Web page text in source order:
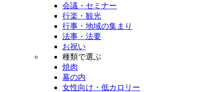
会議・セミナー
行楽・観光
行事・地域の集まり
法事・法要
お祝い
種類で選ぶ
焼肉
幕の内
女性向け・低カロリー